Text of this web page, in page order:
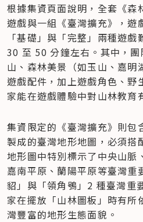
根據集資頁面說明，全套《森
遊戲與一組《臺灣擴充》，
「基礎」與「完整」兩種遊
30 至 50 分鐘左右。其中，
山、森林美景（如玉山、嘉明
遊戲配件，加上遊戲角色、野
家能在遊戲體驗中對山林教育
集資限定的《臺灣擴充》則包
製成的臺灣地形地圖，必須搭
地形圖中特別標示了中央山脈
嘉南平原、蘭陽平原等臺灣重
貂」與「領角鴞」2 種臺灣重
家在擺放「山林圖板」時有所
灣豐富的地形生態面貌。